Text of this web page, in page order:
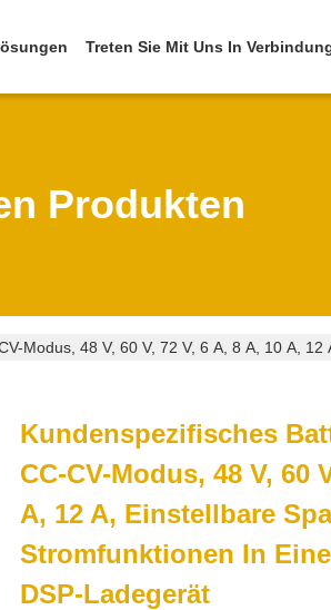
Treten Sie Mit Uns In
Produkten
Modus, 48 ​​V, 60 V, 72 V, 6 A, 8 A, 10 A,
Kundenspezifisches
CC-CV-Modus, 48 ​​V, 60
A, 12 A, Einstellbare
Stromfunktionen In
DSP-Ladegerät